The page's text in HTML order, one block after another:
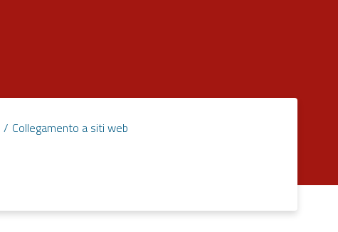
Collegamento a siti web